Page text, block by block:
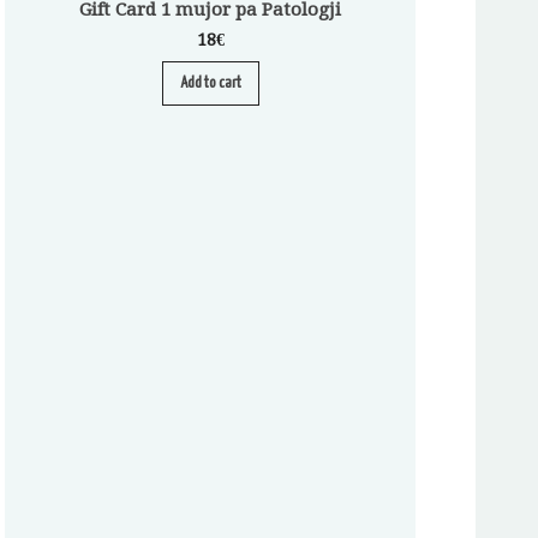
Gift Card 1 mujor pa Patologji
18€
Add to cart